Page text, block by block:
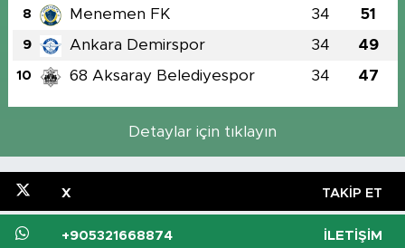
8 Menemen FK 34 51
9 Ankara Demirspor 34 49
10 68 Aksaray Belediyespor 34 47
Detaylar için tıklayın
X TAKIP ET
+905321668874 İLETIŞIM